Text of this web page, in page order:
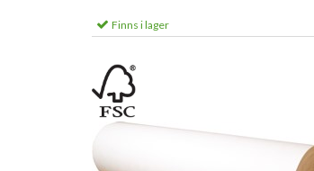
Finns i lager